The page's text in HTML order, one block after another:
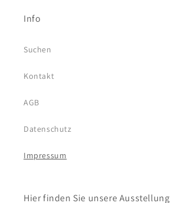
Info
Suchen
Kontakt
AGB
Datenschutz
Impressum
Hier finden Sie unsere Ausstellung